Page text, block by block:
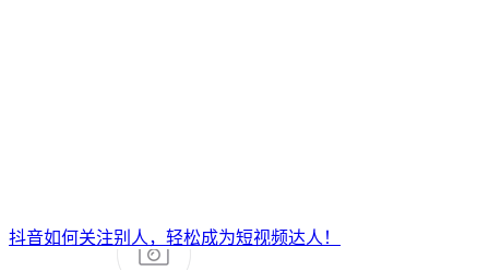
抖音如何关注别人，轻松成为短视频达人！